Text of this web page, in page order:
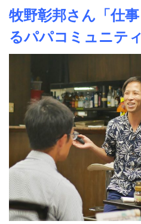
牧野彰邦さん「仕
るパパコミュニテ